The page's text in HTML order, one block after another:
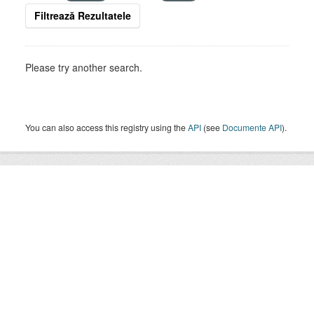
Filtrează Rezultatele
Please try another search.
You can also access this registry using theAPI (see Documente API).